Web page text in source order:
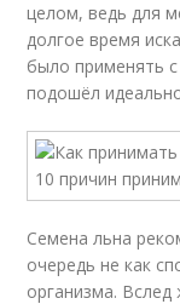
целом, ведь для
долгое время
было применять
подошёл
Семена льна
очередь не как
организма.